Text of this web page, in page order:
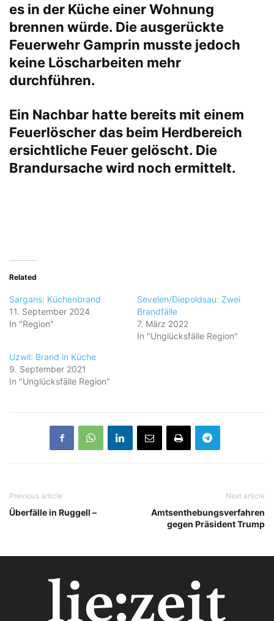
es in der Küche einer Wohnung
brennen würde. Die ausgerückte
Feuerwehr Gamprin musste jedoch
keine Löscharbeiten mehr
durchführen.
Ein Nachbar hatte bereits mit einem
Feuerlöscher das beim Herdbereich
ersichtliche Feuer gelöscht. Die
Brandursache wird noch ermittelt.
Related
Sargans: Küchenbrand
11. September 2024
In "Region"
Sevelen/Diepoldsau: Zwei
Brandfälle
7. März 2022
In "Unglücksfälle Region"
Uzwil: Brand in Küche
9. September 2021
In "Unglücksfälle Region"
Previous article
Überfälle in Ruggell –
Next article
Amtsenthebungsverfahren
gegen Präsident Trump